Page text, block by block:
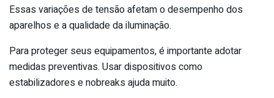
Essas variações de tensão afetam o desempenho dos
aparelhos e a qualidade da iluminação.
Para proteger seus equipamentos, é importante adotar
medidas preventivas. Usar dispositivos como
estabilizadores e nobreaks ajuda muito.